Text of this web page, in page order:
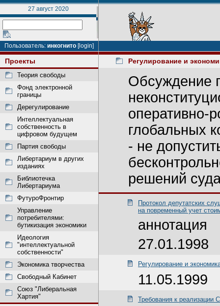
27 август 2020
Пользователь: инкогнито [login]
Проекты
Теория свободы
Фонд электронной
границы
Дерегулирование
Интеллектуальная
собственность в
цифровом будущем
Партия свободы
Либертариум в других
изданиях
Библиотечка
Либертариума
ФутуроФронтир
Управление
потребителями:
бутикизация экономики
Идеология
"интеллектуальной
собственности"
Экономика творчества
Свободный Кабинет
Союз "Либеральная
Хартия"
Регулирование и
Обсуждение
оперативно-
глобальных
- не
решений
Протокол депутатских
на повременный учет
аннотация
27.01.1998
Регулирование и
11.05.1999
Требования к реализации